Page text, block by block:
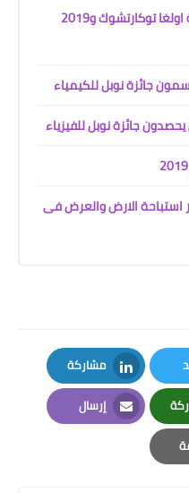
نوبل في الادب 2018 للبولندية اولغا توكارتشوك و2019
جائزة نوبل للكيمياء
جائزة نوبل للفيزياء
استباحة الارض والعرض فى
مشاركة
LinkedIn
إرسال
Email